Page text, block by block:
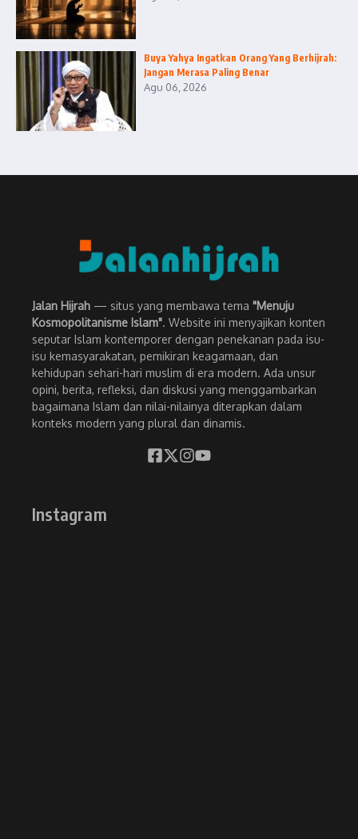
Buya Yahya Ingatkan Orang Yang Berhijrah:
Jangan Merasa Paling Benar
Agu 06, 2026
Jalan Hijrah — situs yang membawa tema "Menuju
Kosmopolitanisme Islam". Website ini menyajikan konten
seputar Islam kontemporer dengan penekanan pada isu-
isu kemasyarakatan, pemikiran keagamaan, dan
kehidupan sehari-hari muslim di era modern. Ada unsur
opini, berita, refleksi, dan diskusi yang menggambarkan
bagaimana Islam dan nilai-nilainya diterapkan dalam
konteks modern yang plural dan dinamis.
Instagram